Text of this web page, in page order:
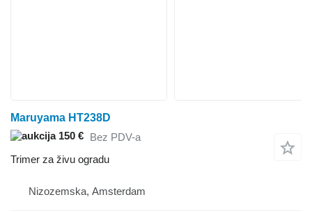
Maruyama HT238D
150 € Bez PDV-a
Trimer za živu ogradu
Nizozemska, Amsterdam